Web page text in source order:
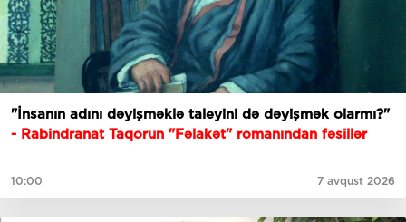
"İnsanın adını dəyişməklə taleyini də dəyişmək olarmı?"
- Rabindranat Taqorun "Fəlakət" romanından fəsillər
10:00 7 avqust 2026